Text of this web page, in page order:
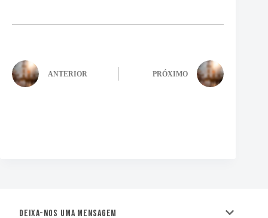
ANTERIOR PRÓXIMO
Deixa-nos uma mensagem